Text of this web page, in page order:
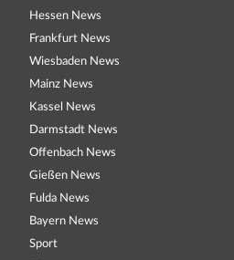
Hessen News
Frankfurt News
Wiesbaden News
Mainz News
Kassel News
Darmstadt News
Offenbach News
Gießen News
Fulda News
Bayern News
Sport